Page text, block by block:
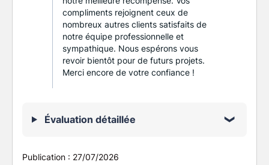
compliments rejoignent ceux de
nombreux autres clients satisfaits de
notre équipe professionnelle et
sympathique. Nous espérons vous
revoir bientôt pour de futurs projets.
Merci encore de votre confiance !
Évaluation détaillée
Publication : 27/07/2026